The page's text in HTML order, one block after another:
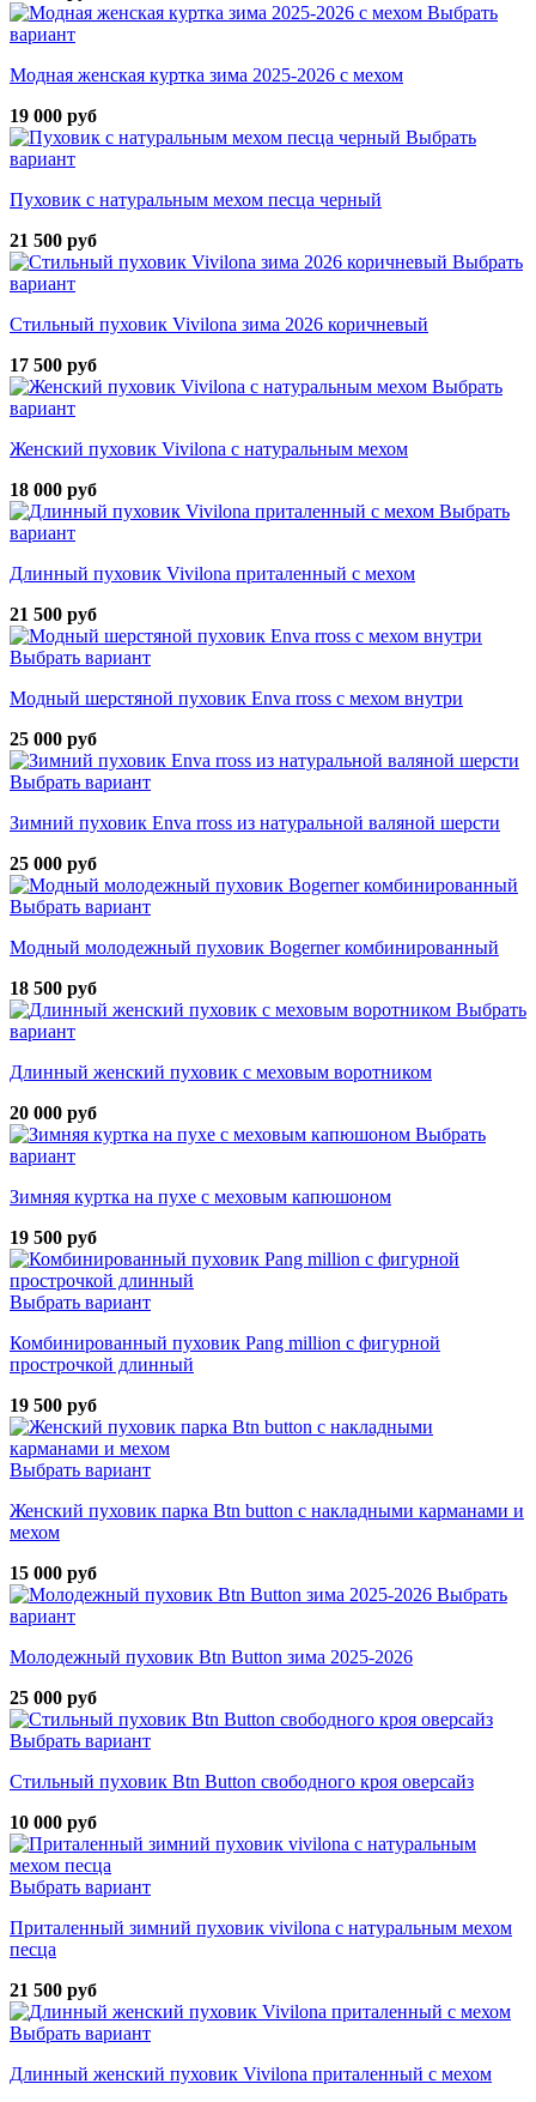
Выбрать
вариант
Модная женская куртка зима 2025-2026 с мехом
19 000 руб
Выбрать
вариант
Пуховик с натуральным мехом песца черный
21 500 руб
Выбрать
вариант
Стильный пуховик Vivilona зима 2026 коричневый
17 500 руб
Выбрать
вариант
Женский пуховик Vivilona с натуральным мехом
18 000 руб
Выбрать
вариант
Длинный пуховик Vivilona приталенный с мехом
21 500 руб
Выбрать вариант
Модный шерстяной пуховик Enva rross с мехом внутри
25 000 руб
Выбрать вариант
Зимний пуховик Enva rross из натуральной валяной шерсти
25 000 руб
Выбрать вариант
Модный молодежный пуховик Bogerner комбинированный
18 500 руб
Выбрать
вариант
Длинный женский пуховик с меховым воротником
20 000 руб
Выбрать
вариант
Зимняя куртка на пухе с меховым капюшоном
19 500 руб
Выбрать вариант
Комбинированный пуховик Pang million с фигурной
прострочкой длинный
19 500 руб
Выбрать вариант
Женский пуховик парка Btn button с накладными карманами и
мехом
15 000 руб
Выбрать
вариант
Молодежный пуховик Btn Button зима 2025-2026
25 000 руб
Выбрать вариант
Стильный пуховик Btn Button свободного кроя оверсайз
10 000 руб
Выбрать вариант
Приталенный зимний пуховик vivilona с натуральным мехом
песца
21 500 руб
Выбрать вариант
Длинный женский пуховик Vivilona приталенный с мехом